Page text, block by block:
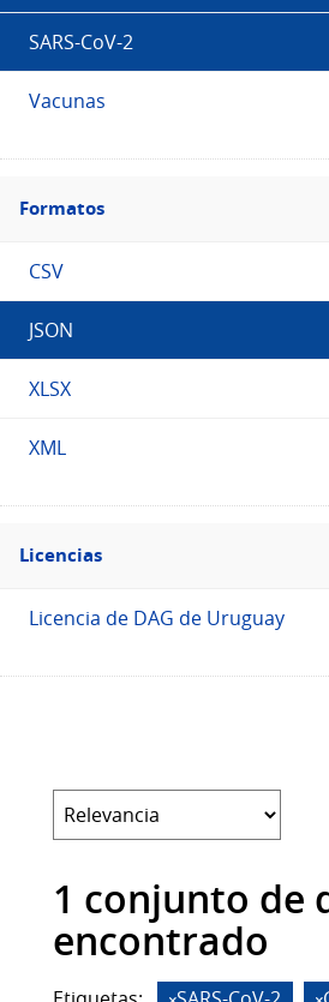
SARS-CoV-2
Vacunas
Filtro
Formatos
Formatos
CSV
JSON
XLSX
XML
Filtro
Licencias
Licencias
Licencia de DAG de Uruguay
1 conjunto de
encontrado